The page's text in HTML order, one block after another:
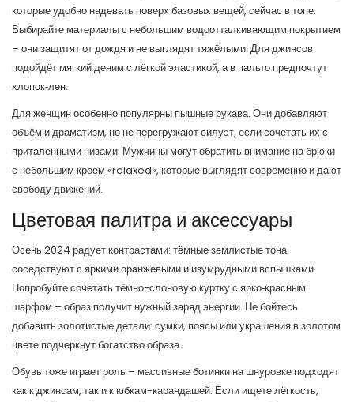
которые удобно надевать поверх базовых вещей, сейчас в топе.
Выбирайте материалы с небольшим водоотталкивающим покрытием
– они защитят от дождя и не выглядят тяжёлыми. Для джинсов
подойдёт мягкий деним с лёгкой эластикой, а в пальто предпочтут
хлопок‑лен.
Для женщин особенно популярны пышные рукава. Они добавляют
объём и драматизм, но не перегружают силуэт, если сочетать их с
приталенными низами. Мужчины могут обратить внимание на брюки
с небольшим кроем «relaxed», которые выглядят современно и дают
свободу движений.
Цветовая палитра и аксессуары
Осень 2024 радует контрастами: тёмные землистые тона
соседствуют с яркими оранжевыми и изумрудными вспышками.
Попробуйте сочетать тёмно-слоновую куртку с ярко‑красным
шарфом – образ получит нужный заряд энергии. Не бойтесь
добавить золотистые детали: сумки, поясы или украшения в золотом
цвете подчеркнут богатство образа.
Обувь тоже играет роль – массивные ботинки на шнуровке подходят
как к джинсам, так и к юбкам-карандашей. Если ищете лёгкость,